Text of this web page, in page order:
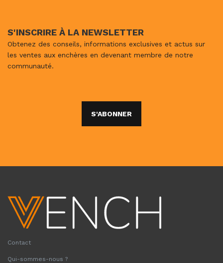
S'INSCRIRE À LA NEWSLETTER
Obtenez des conseils, informations exclusives et actus sur
les ventes aux enchères en devenant membre de notre
communauté.
S'ABONNER
Contact
Qui-sommes-nous ?